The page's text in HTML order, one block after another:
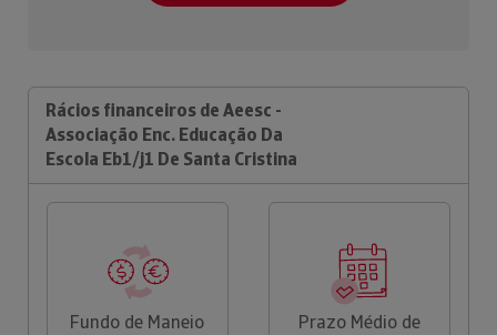
Rácios financeiros de Aeesc -
Associação Enc. Educação Da
Escola Eb1/j1 De Santa Cristina
Fundo de Maneio
Prazo Médio de